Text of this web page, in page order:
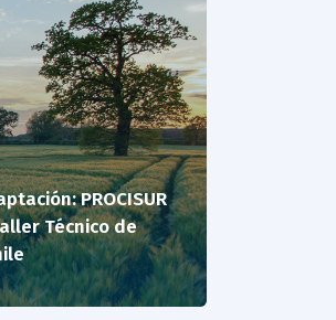
PROCISUR
Técnico de